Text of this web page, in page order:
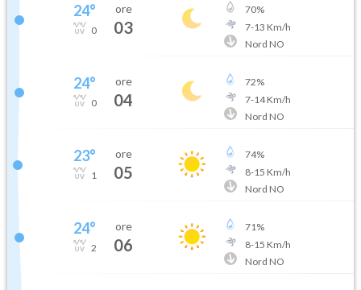
24°
0
ore
03
70%
7-13 Km/h
Nord NO
24°
0
ore
04
72%
7-14Km/h
Nord NO
23°
1
ore
05
74%
8-15 Km/h
Nord NO
24°
2
ore
06
71%
8-15 Km/h
Nord NO